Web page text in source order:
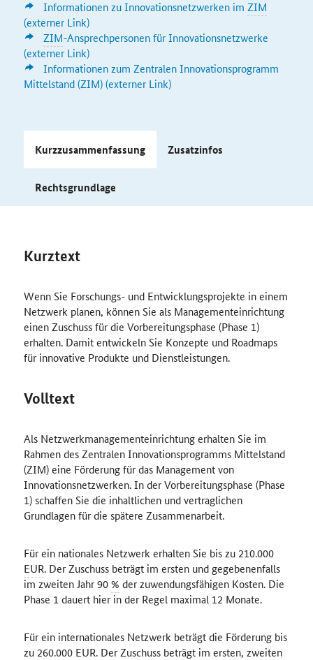
Informationen zu Innovationsnetzwerken im ZIM
(externer Link)
ZIM-Ansprechpersonen für Innovationsnetzwerke
(externer Link)
Informationen zum Zentralen Innovationsprogramm
Mittelstand (ZIM) (externer Link)
Kurzzusammenfassung Zusatzinfos
Rechtsgrundlage
Kurztext
Wenn Sie Forschungs- und Entwicklungsprojekte in einem
Netzwerk planen, können Sie als Managementeinrichtung
einen Zuschuss für die Vorbereitungsphase (Phase 1)
erhalten. Damit entwickeln Sie Konzepte und Roadmaps
für innovative Produkte und Dienstleistungen.
Volltext
Als Netzwerkmanagementeinrichtung erhalten Sie im
Rahmen des Zentralen Innovationsprogramms Mittelstand
(ZIM) eine Förderung für das Management von
Innovationsnetzwerken. In der Vorbereitungsphase (Phase
1) schaffen Sie die inhaltlichen und vertraglichen
Grundlagen für die spätere Zusammenarbeit.
Für ein nationales Netzwerk erhalten Sie bis zu 210.000
EUR. Der Zuschuss beträgt im ersten und gegebenenfalls
im zweiten Jahr 90% der zuwendungsfähigen Kosten. Die
Phase 1 dauert hier in der Regel maximal 12 Monate.
Für ein internationales Netzwerk beträgt die Förderung bis
zu 260.000 EUR. Der Zuschuss beträgt im ersten, zweiten